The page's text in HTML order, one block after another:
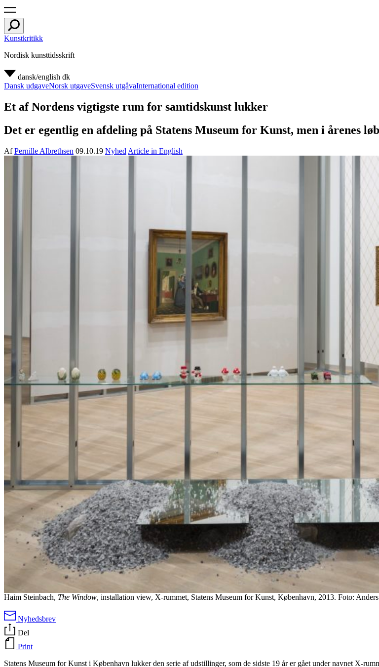
Kunstkritikk
Nordisk kunsttidsskrift
dansk/english dk
Dansk udgaveNorsk utgaveSvensk utgåvaInternational edition
Et af Nordens vigtigste rum for samtidskunst lukker
Det er egentlig en afdeling på Statens Museum for Kunst, men i årenes
AfPernille Albrethsen 09.10.19 Nyhed Article in English
Haim Steinbach, The Window, installation view, X-rummet, Statens Museum for Kunst, København, 2013. Foto:
Nyhedsbrev
Del
Print
Statens Museum for Kunst i København lukker den serie af udstillinger, som de sidste 19 år er gået under navnet X-